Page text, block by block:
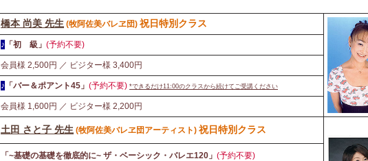
橋本 尚美 先生 (牧阿佐美バレヱ団) 祝日特別クラス
♪ 「初 級」 (予約不要)
会員様 2,500円 ／ ビジター様 3,400円
♪ 「バー＆ポアント45」 (予約不要) *できるだけ11:00のクラスから続けてご受講ください
会員様 1,600円 ／ ビジター様 2,200円
土田 さと子 先生 (牧阿佐美バレヱ団アーティスト) 祝日特別クラス
「~基礎の基礎を徹底的に~ ザ・ベーシック・バレエ120」 (予約不要)